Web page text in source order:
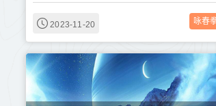
2023-11-20 咏春